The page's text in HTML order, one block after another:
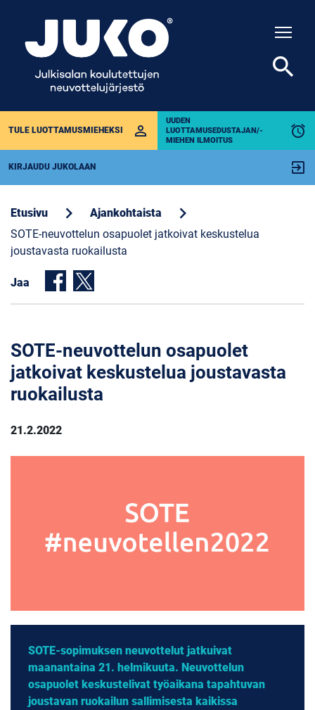
TULE LUOTTAMUSMIEHEKSI perm_identity
UUDEN
LUOTTAMUSEDUSTAJAN/-
MIEHEN ILMOITUS
alarm
KIRJAUDU JUKOLAAN exit_to_app
search
Etusivu chevron_right Ajankohtaista chevron_right
SOTE-neuvottelun osapuolet jatkoivat keskustelua
joustavasta ruokailusta
Jaa
SOTE-neuvottelun osapuolet
jatkoivat keskustelua joustavasta
ruokailusta
21.2.2022
SOTE-sopimuksen neuvottelut jatkuivat
maanantaina 21. helmikuuta. Neuvottelun
osapuolet keskustelivat työaikana tapahtuvan
joustavan ruokailun sallimisesta kaikissa